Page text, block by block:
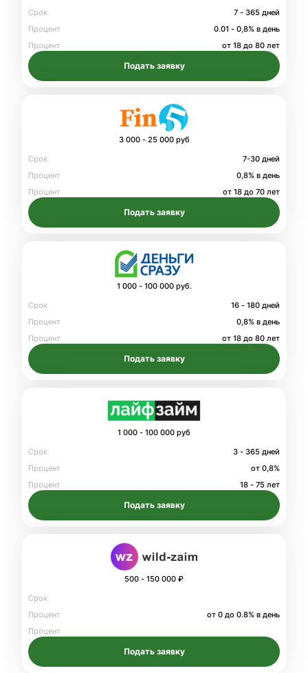
Срок
7 - 365 дней
Процент
0.01 - 0,8% в день
Процент
от 18 до 80 лет
Подать заявку
3 000 - 25 000 руб
Срок
7-30 дней
Процент
0,8% в день
Процент
от 18 до 70 лет
Подать заявку
1 000 - 100 000 руб.
Срок
16 - 180 дней
Процент
0,8% в день
Процент
от 18 до 80 лет
Подать заявку
1 000 - 100 000 руб
Срок
3 - 365 дней
Процент
от 0,8%
Процент
18 - 75 лет
Подать заявку
500 - 150 000 ₽
Срок
Процент
от 0 до 0.8% в день
Процент
Подать заявку